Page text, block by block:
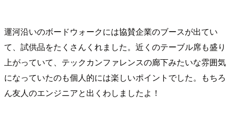
運河沿いのボードウォークには協賛企業のブースが出てい
て、試供品をたくさんくれました。近くのテーブル席も盛り
上がっていて、テックカンファレンスの廊下みたいな雰囲気
になっていたのも個人的には楽しいポイントでした。もちろ
ん友人のエンジニアと出くわしましたよ！